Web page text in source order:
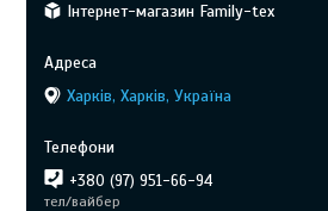
Інтернет-магазин Family-tex
Харків, Харків, Україна
+380 (97) 951-66-94
тел/вайбер